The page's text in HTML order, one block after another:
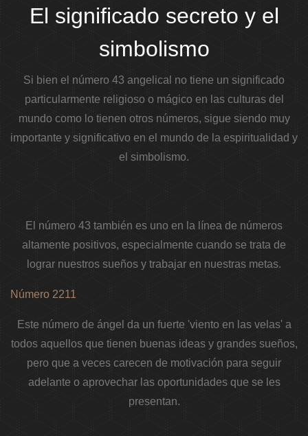
El significado secreto y el
simbolismo
Si bien el número 43 angelical no tiene un significado
particularmente religioso o mágico en las culturas del
mundo como lo tienen otros números, sigue siendo muy
importante y significativo en el mundo de la espiritualidad y
el simbolismo.
El número 43 también es uno en la línea de números
altamente positivos, especialmente cuando se trata de
lograr nuestros sueños y trabajar en nuestras metas.
Número 2211
Este número de ángel da un fuerte 'viento en las velas' a
todos aquellos que tienen buenas ideas y grandes sueños,
pero que a veces carecen de motivación para seguir
adelante o aprovechar las oportunidades que se les
presentan.